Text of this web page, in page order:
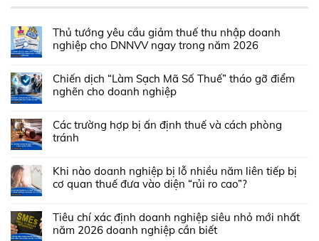
Thủ tướng yêu cầu giảm thuế thu nhập doanh
nghiệp cho DNNVV ngay trong năm 2026
Chiến dịch “Làm Sạch Mã Số Thuế” tháo gỡ điểm
nghẽn cho doanh nghiệp
Các trường hợp bị ấn định thuế và cách phòng
tránh
Khi nào doanh nghiệp bị lỗ nhiều năm liên tiếp bị
cơ quan thuế đưa vào diện “rủi ro cao”?
Tiêu chí xác định doanh nghiệp siêu nhỏ mới nhất
năm 2026 doanh nghiệp cần biết